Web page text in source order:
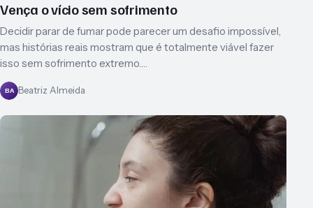
Vença o vício sem sofrimento
Decidir parar de fumar pode parecer um desafio impossível,
mas histórias reais mostram que é totalmente viável fazer
isso sem sofrimento extremo.…
BA Beatriz Almeida